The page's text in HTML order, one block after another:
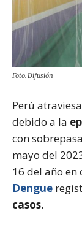
Foto: Difusión
Perú
debido a la
con
mayo del
16 del año en
Dengue
casos.